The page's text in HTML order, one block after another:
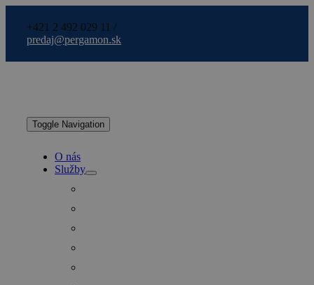
+421 2 492 029 11 /
predaj@pergamon.sk
Toggle Navigation
O nás
Služby